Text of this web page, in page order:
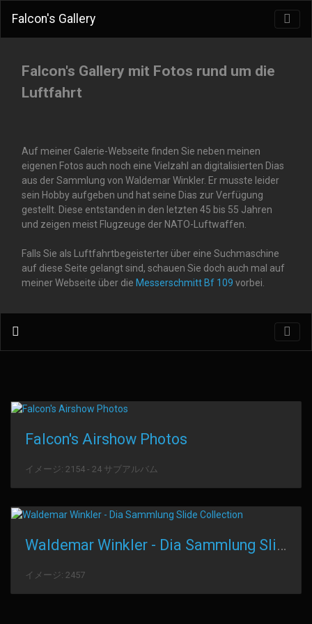
Falcon's Gallery
Falcon's Gallery mit Fotos rund um die
Luftfahrt
Auf meiner Galerie-Webseite finden Sie neben meinen
eigenen Fotos auch noch eine Vielzahl an digitalisierten Dias
aus der Sammlung von Waldemar Winkler. Er musste leider
sein Hobby aufgeben und hat seine Dias zur Verfügung
gestellt. Diese entstanden in den letzten 45 bis 55 Jahren
und zeigen meist Flugzeuge der NATO-Luftwaffen.
Falls Sie als Luftfahrtbegeisterter über eine Suchmaschine
auf diese Seite gelangt sind, schauen Sie doch auch mal auf
meiner Webseite über die Messerschmitt Bf 109 vorbei.
Falcon's Airshow Photos
イメージ: 2154 - 24 サブアルバム
Waldemar Winkler - Dia Sammlung Slide Collection
イメージ: 2457